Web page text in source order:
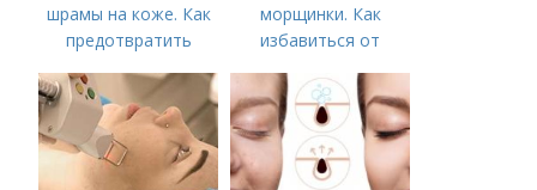
шрамы на коже. Как
предотвратить
морщинки. Как
избавиться от
косметологические
процедуры